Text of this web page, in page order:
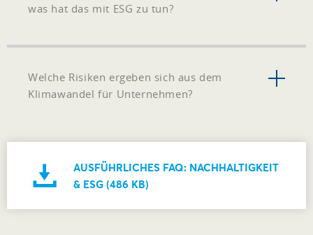
was hat das mit ESG zu tun?
Welche Risiken ergeben sich aus dem
Klimawandel für Unternehmen?
AUSFÜHRLICHES FAQ: NACHHALTIGKEIT
& ESG (486 KB)